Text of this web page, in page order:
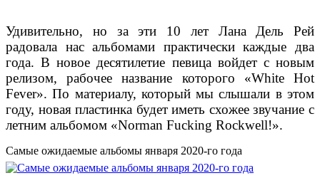
Удивительно, но за эти 10 лет Лана Дель Рей
радовала нас альбомами практически каждые два
года. В новое десятилетие певица войдет с новым
релизом, рабочее название которого «White Hot
Fever». По материалу, который мы слышали в этом
году, новая пластинка будет иметь схожее звучание с
летним альбомом «Norman Fucking Rockwell!».
Самые ожидаемые альбомы января 2020-го года